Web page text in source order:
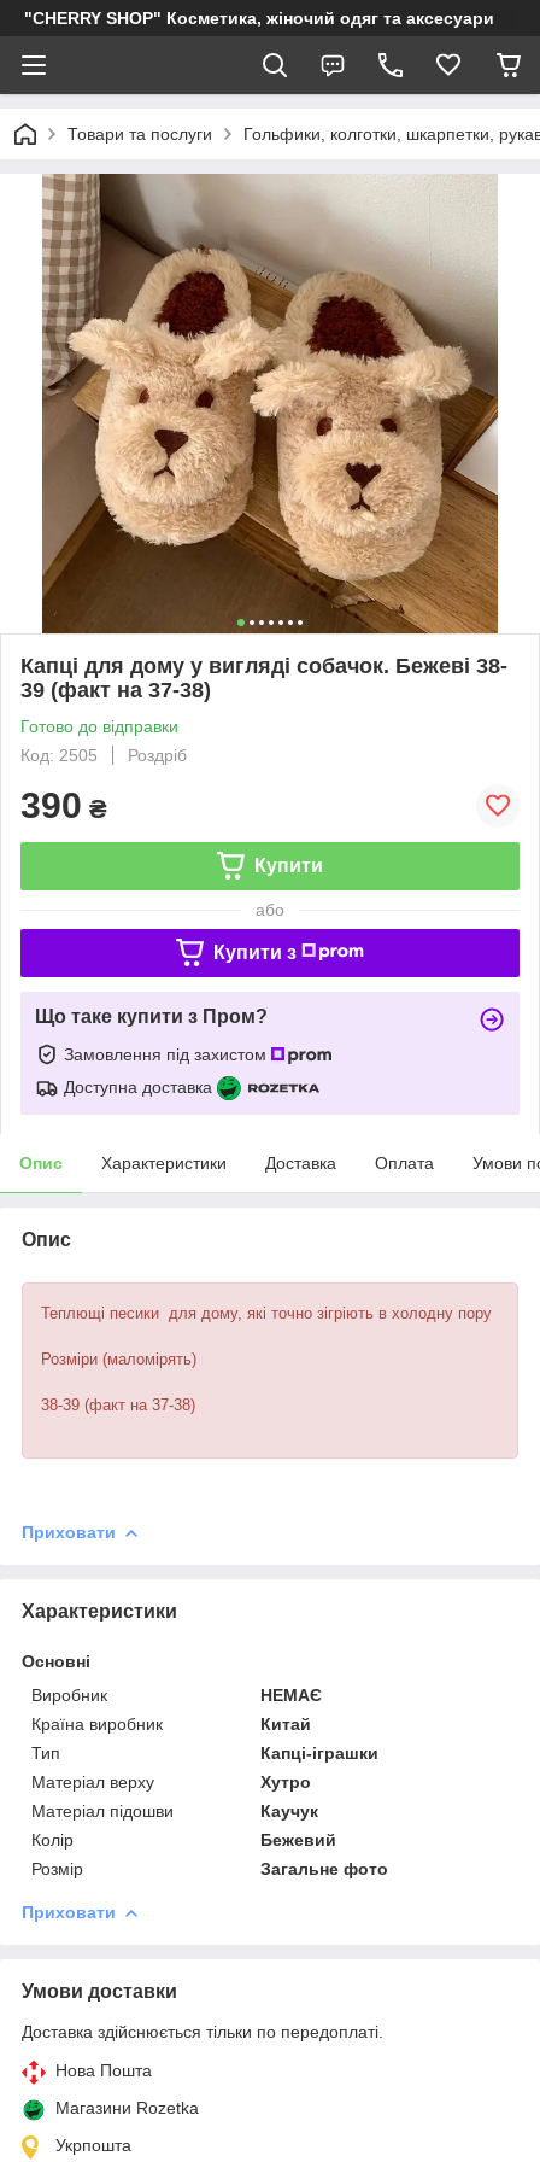
"CHERRY SHOP" Косметика, жіночий одяг та аксесуари
Товари та послуги Гольфики, колготки, шкарпетки,
Капці для дому у вигляді собачок. Бежеві 38-
39 (факт на 37-38)
Готово до відправки
Код: 2505
Роздріб
390 ₴
Купити
або
Купити з
Що таке купити з Пром?
Замовлення під захистом
Доступна доставка
Опис Характеристики Доставка Оплата Умови
Опис
Теплющі песики для дому, які точно зігріють в холодну пору
Розміри (маломірять)
38-39 (факт на 37-38)
Приховати
Характеристики
Основні
Виробник
НЕМАЄ
Країна виробник
Китай
Тип
Капці-іграшки
Матеріал верху
Хутро
Матеріал підошви
Каучук
Колір
Бежевий
Розмір
Загальне фото
Приховати
Умови доставки
Доставка здійснюється тільки по передоплаті.
Нова Пошта
Магазини Rozetka
Укрпошта